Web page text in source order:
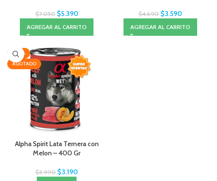
$7.050 $5.390
AGREGAR AL CARRITO
$4.690 $3.590
AGREGAR AL CARRITO
-20%
AGOTADO
Alpha Spirit Lata Ternera con
Melon – 400 Gr
$3.990 $3.190